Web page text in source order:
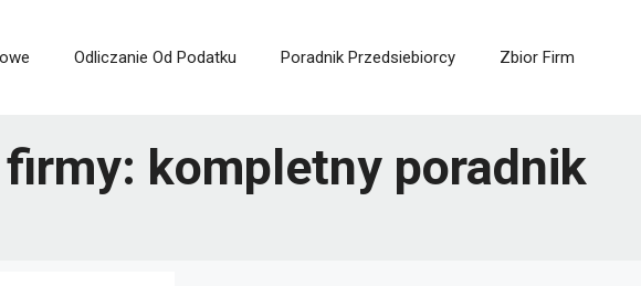
Odliczanie Od Podatku Poradnik Przedsiebiorcy Zbior Firm
kompletny poradnik